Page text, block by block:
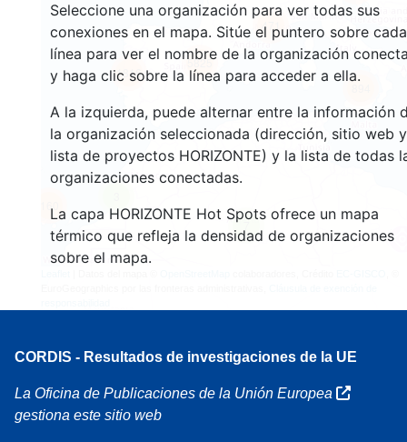
Seleccione una organización para ver todas sus
conexiones en el mapa. Sitúe el puntero sobre cada
línea para ver el nombre de la organización
y haga clic sobre la línea para acceder a ella.
A la izquierda, puede alternar entre la información
la organización seleccionada (dirección, sitio web y
lista de proyectos HORIZONTE) y la lista de todas
organizaciones conectadas.
La capa HORIZONTE Hot Spots ofrece un mapa
térmico que refleja la densidad de organizaciones
sobre el mapa.
160
7
1816
5825
471
CORDIS - Resultados de investigaciones de la UE
La Oficina de Publicaciones de la Unión Europea
gestiona este sitio web